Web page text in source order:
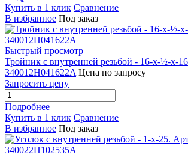
Купить в 1 клик Сравнение
В избранное Под заказ
Быстрый просмотр
Тройник с внутренней резьбой - 16-x-½-x-
340012H041622A Цена по запросу
Запросить цену
Подробнее
Купить в 1 клик Сравнение
В избранное Под заказ